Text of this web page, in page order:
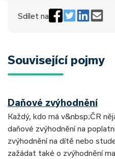
Sdílet na
Související pojmy
Daňové zvýhodnění
Každý, kdo má v&nbsp;ČR
daňové zvýhodnění na
zvýhodnění na dítě nebo
zažádat také o zvýhodnění